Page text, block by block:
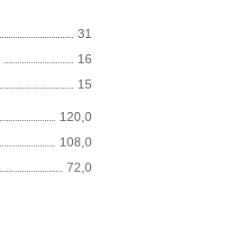
31
16
15
120,0
108,0
72,0